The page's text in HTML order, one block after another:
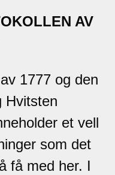
AV
1777 og den
Hvitsten
et vell
som det
få med her. I